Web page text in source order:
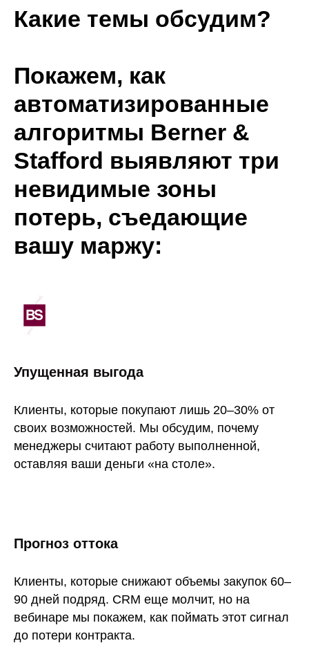
Какие темы обсудим?
Покажем, как
автоматизированные
алгоритмы Berner &
Stafford выявляют три
невидимые зоны
потерь, съедающие
вашу маржу:
Упущенная выгода
Клиенты, которые покупают лишь 20–30% от
своих возможностей. Мы обсудим, почему
менеджеры считают работу выполненной,
оставляя ваши деньги «на столе».
Прогноз оттока
Клиенты, которые снижают объемы закупок 60–
90 дней подряд. CRM еще молчит, но на
вебинаре мы покажем, как поймать этот сигнал
до потери контракта.